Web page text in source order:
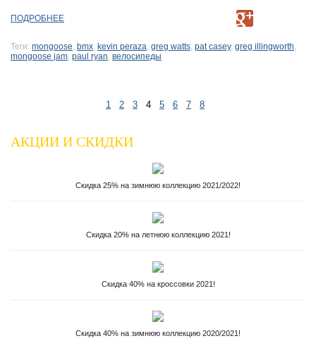
ПОДРОБНЕЕ
Теги: mongoose, bmx, kevin peraza, greg watts, pat casey, greg illingworth,
mongoose jam, paul ryan, велосипеды
1 2 3 4 5 6 7 8
АКЦИИ И СКИДКИ
Скидка 25% на зимнюю коллекцию 2021/2022!
Скидка 20% на летнюю коллекцию 2021!
Скидка 40% на кроссовки 2021!
Скидка 40% на зимнюю коллекцию 2020/2021!